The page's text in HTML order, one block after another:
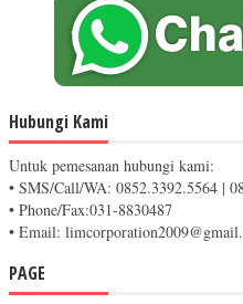
Hubungi Kami
Untuk pemesanan hubungi kami:
• SMS/Call/WA: 0852.3392.5564 |
• Phone/Fax:031-8830487
• Email:
PAGE